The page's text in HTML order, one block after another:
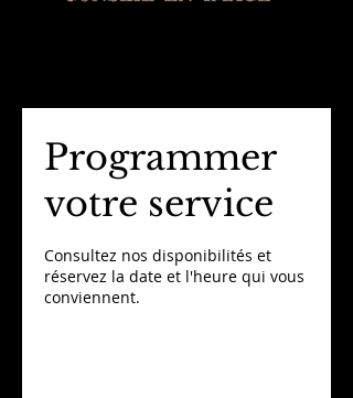
Programmer
votre service
Consultez nos disponibilités et
réservez la date et l'heure qui vous
conviennent.